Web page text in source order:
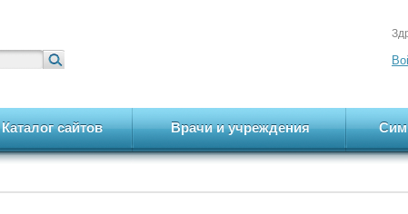
Каталог сайтов Врачи и учреждения